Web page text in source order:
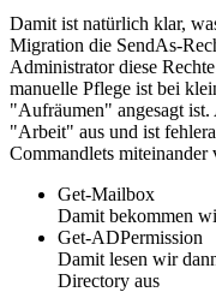
Damit ist natürlich klar,
Migration die SendAs-
Administrator diese
manuelle Pflege ist bei
"Aufräumen" angesagt ist.
"Arbeit" aus und ist
Commandlets miteinander
Get-Mailbox
Damit bekommen
Get-ADPermission
Damit lesen wir
Directory aus